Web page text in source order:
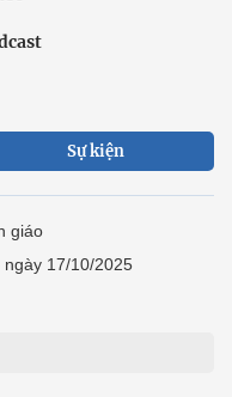
Sự kiện
giáo
ngày 17/10/2025